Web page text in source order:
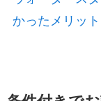
かったメリッ